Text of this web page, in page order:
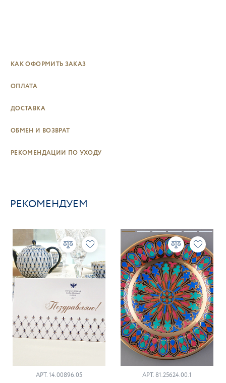
КАК ОФОРМИТЬ ЗАКАЗ
ОПЛАТА
ДОСТАВКА
ОБМЕН И ВОЗВРАТ
РЕКОМЕНДАЦИИ ПО УХОДУ
РЕКОМЕНДУЕМ
АРТ. 14.00896.05 АРТ. 81.25624.00.1